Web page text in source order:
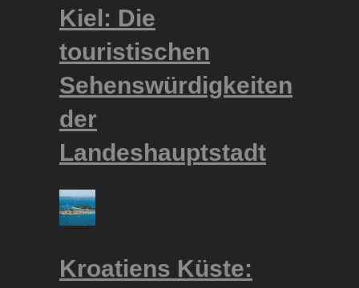
Kiel: Die
touristischen
Sehenswürdigkeiten
der
Landeshauptstadt
Kroatiens Küste: